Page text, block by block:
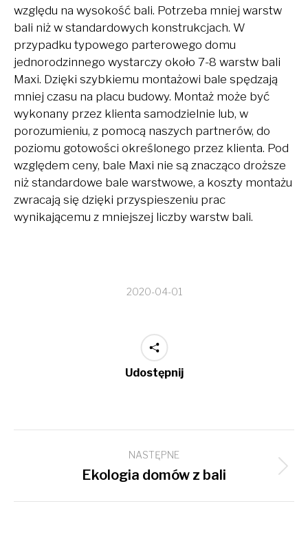
względu na wysokość bali. Potrzeba mniej warstw
bali niż w standardowych konstrukcjach. W
przypadku typowego parterowego domu
jednorodzinnego wystarczy około 7-8 warstw bali
Maxi. Dzięki szybkiemu montażowi bale spędzają
mniej czasu na placu budowy. Montaż może być
wykonany przez klienta samodzielnie lub, w
porozumieniu, z pomocą naszych partnerów, do
poziomu gotowości określonego przez klienta. Pod
względem ceny, bale Maxi nie są znacząco droższe
niż standardowe bale warstwowe, a koszty montażu
zwracają się dzięki przyspieszeniu prac
wynikającemu z mniejszej liczby warstw bali.
2020-04-01
Udostępnij
wpisów
NASTĘPNE
Następny
Ekologia domów z bali